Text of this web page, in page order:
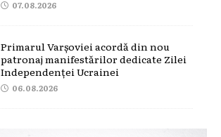
07.08.2026
Primarul Varșoviei acordă din nou
patronaj manifestărilor dedicate Zilei
Independenței Ucrainei
06.08.2026